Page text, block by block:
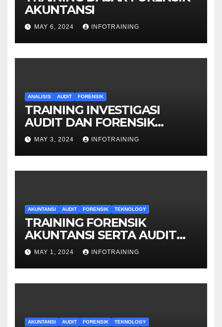
AKUNTANSI
MAY 6, 2024 INFOTRAINING
ANALISIS AUDIT FORENSIK
TRAINING INVESTIGASI
AUDIT DAN FORENSIK
KEUANGAN
MAY 3, 2024 INFOTRAINING
AKUNTANSI AUDIT FORENSIK TEKNOLOGY
TRAINING FORENSIK
AKUNTANSI SERTA AUDIT
PENYELIDIKAN
MAY 1, 2024 INFOTRAINING
AKUNTANSI AUDIT FORENSIK TEKNOLOGY